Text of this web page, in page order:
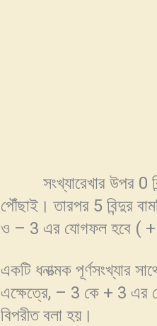
সংখ্যারেখার উপর 0
পৌঁছাই। তারপর 5 বিন্দুর
ও – 3 এর যোগফল হবে (
একটি ধনাত্মক পূর্ণসংখ্যার
এক্ষেত্রে, – 3 কে + 3
বিপরীত বলা হয়।